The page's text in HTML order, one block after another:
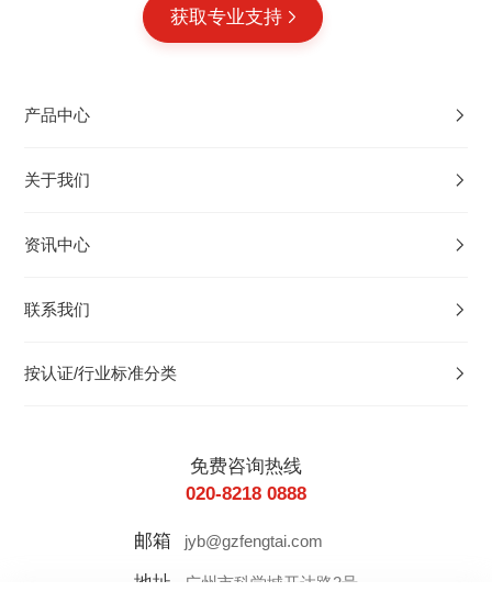
获取专业支持
产品中心
关于我们
资讯中心
联系我们
按认证/行业标准分类
免费咨询热线
020-8218 0888
邮箱 jyb@gzfengtai.com
地址 广州市科学城开达路2号